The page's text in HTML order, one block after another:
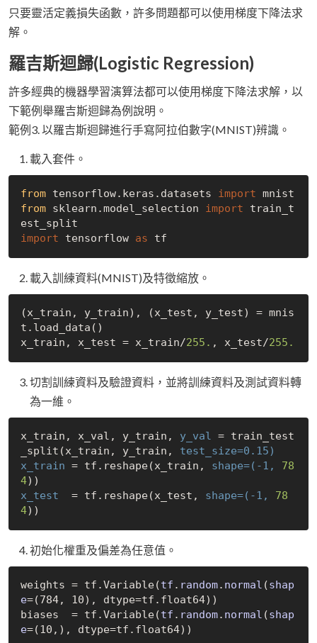
只要靈活定義損失函數，許多問題都可以使用梯度下降法求
解。
羅吉斯迴歸(Logistic Regression)
許多經典的機器學習演算法都可以使用梯度下降法求解，以
下範例舉羅吉斯迴歸為例說明。
範例3. 以羅吉斯迴歸進行手寫阿拉伯數字(MNIST)辨識。
載入套件。
from tensorflow.keras.datasets import
from sklearn.model_selection import train_t
import tensorflow as
載入訓練資料(MNIST)及特徵縮放。
(x_train, y_train), (x_test, y_test) = mnis
t.load_data()
x_train, x_test = x_train/255. , x_test/255.
切割訓練資料及驗證資料，並將訓練資料及測試資料轉
為一維。
x_train, x_val, y_train, y_val = train_test
_split(x_train, y_train, test_size=0.15)
x_train = tf.reshape(x_train, shape=(-1,
78
4
x_test
  = tf.reshape(x_test,
shape=(-1,
78
4
初始化權重及偏差為任意值。
weights = tf.Variable(tf . random. normal (shap
e=(784, 10) , dtype=tf.float64))
biases  = tf.Variable(tf . random. normal (shap
e=(10,)